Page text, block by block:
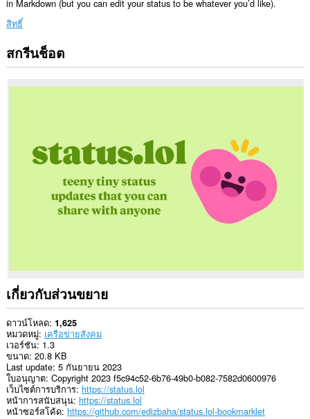
in Markdown (but you can edit your status to be whatever you’d like).
สิทธิ์
ส่วน
ขยาย
สามารถ
สกรีนช็อต
เกี่ยวกับส่วนขยาย
ดาวน์โหลด 1,625
หมวดหมู่ เครือข่ายสังคม
เวอร์ชัน 1.3
ขนาด 20.8 KB
Last update 5 กันยายน 2023
ใบอนุญาต Copyright 2023 f5c94c52-6b76-49b0-b082-7582d0600976
เว็บไซต์การบริการ https://status.lol
หน้าการสนับสนุน https://status.lol
หน้าซอร์สโค้ด https://github.com/edizbaha/status.lol-bookmarklet